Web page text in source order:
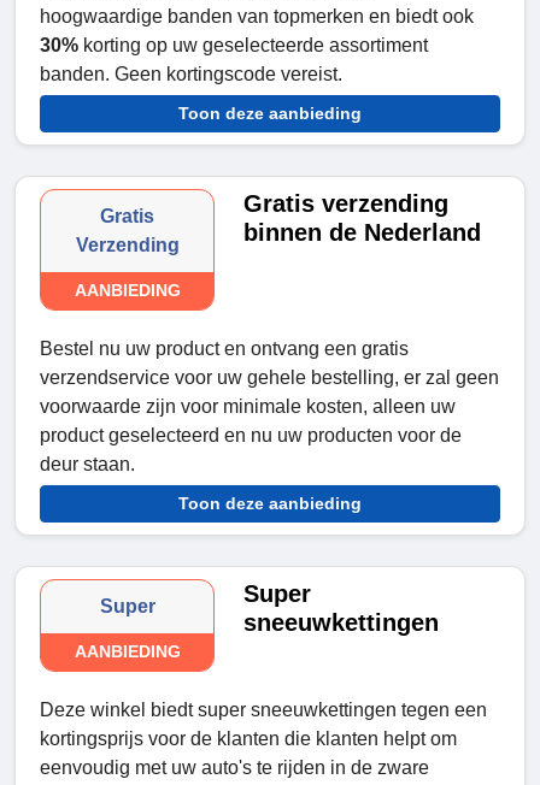
hoogwaardige banden van topmerken en biedt ook
30% korting op uw geselecteerde assortiment
banden. Geen kortingscode vereist.
Toon deze aanbieding
Gratis
Verzending
AANBIEDING
Gratis verzending
binnen de Nederland
Bestel nu uw product en ontvang een gratis
verzendservice voor uw gehele bestelling, er zal geen
voorwaarde zijn voor minimale kosten, alleen uw
product geselecteerd en nu uw producten voor de
deur staan.
Toon deze aanbieding
Super
AANBIEDING
Super
sneeuwkettingen
Deze winkel biedt super sneeuwkettingen tegen een
kortingsprijs voor de klanten die klanten helpt om
eenvoudig met uw auto's te rijden in de zware